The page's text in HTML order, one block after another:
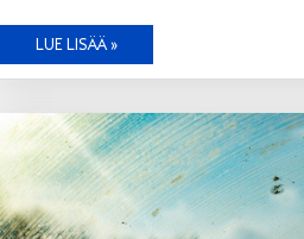
OSAATKO
PYYHKIJÄNSULAT?
LUE LISÄÄ »